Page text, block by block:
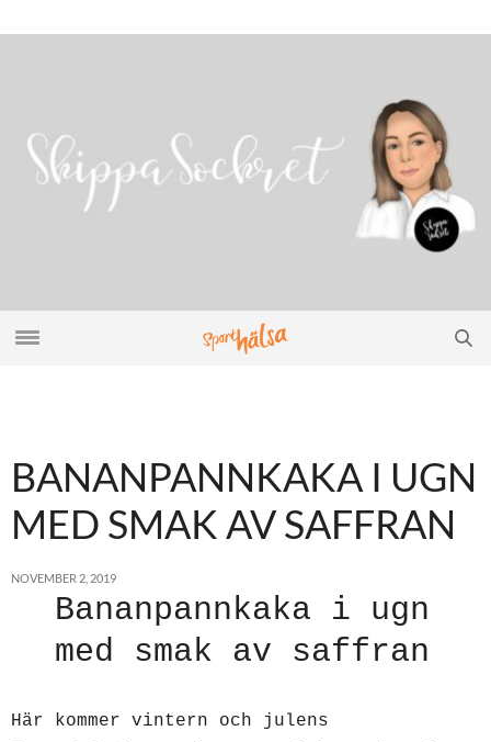
BANANPANNKAKA I UGN
MED SMAK AV SAFFRAN
NOVEMBER 2, 2019
Bananpannkaka i ugn
med smak av saffran
Här kommer vintern och julens